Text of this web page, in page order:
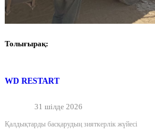
Толығырақ:
WD RESTART
31 шілде 2026
Қалдықтарды басқарудың зияткерлік жүйесі